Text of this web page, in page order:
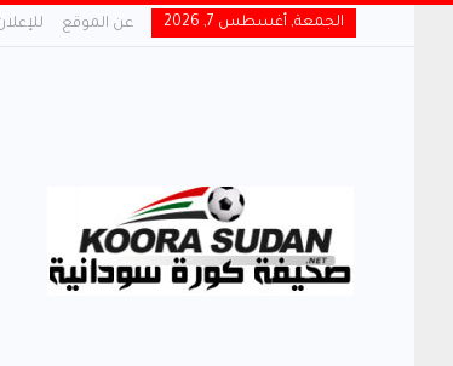
الجمعة, أغسطس 7, 2026 عن الموقع